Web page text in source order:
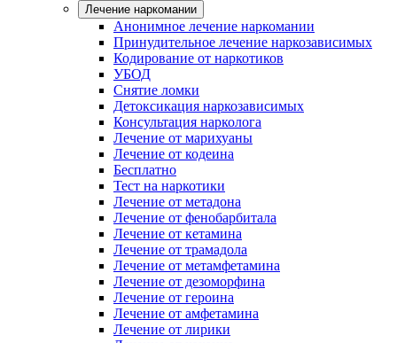
Лечение наркомании
Анонимное лечение наркомании
Принудительное лечение наркозависимых
Кодирование от наркотиков
УБОД
Снятие ломки
Детоксикация наркозависимых
Консультация нарколога
Лечение от марихуаны
Лечение от кодеина
Бесплатно
Тест на наркотики
Лечение от метадона
Лечение от фенобарбитала
Лечение от кетамина
Лечение от трамадола
Лечение от метамфетамина
Лечение от дезоморфина
Лечение от героина
Лечение от амфетамина
Лечение от лирики